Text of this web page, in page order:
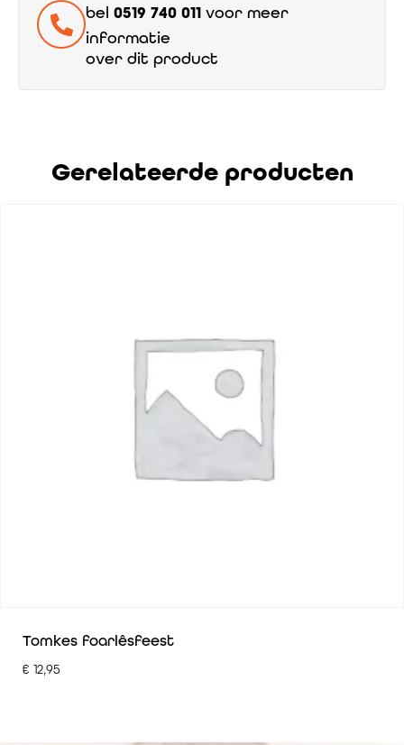
bel 0519 740 011 voor meer
informatie
over dit product
Gerelateerde producten
Tomkes foarlêsfeest
€ 12,95